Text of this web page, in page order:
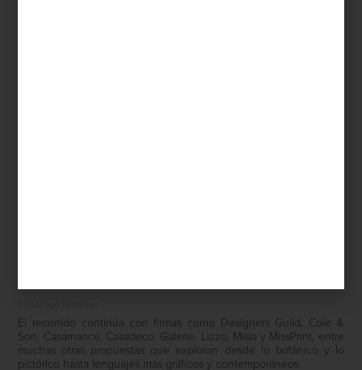
El recorrido continúa con firmas como Designers Guild, Cole &
Son, Casamance, Casadeco, Galerie, Lizzo, Misia y MissPrint, entre
muchas otras propuestas que exploran desde lo botánico y lo
pictórico hasta lenguajes más gráficos y contemporáneos.